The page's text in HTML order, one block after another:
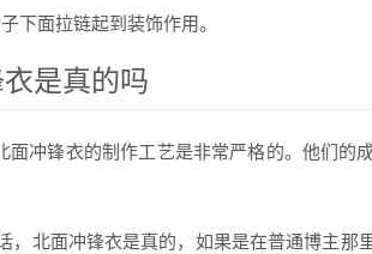
下面拉链起到装饰作用。
是真的吗
面冲锋衣的制作工艺是非常严格的。他们的
，北面冲锋衣是真的，如果是在普通博主那